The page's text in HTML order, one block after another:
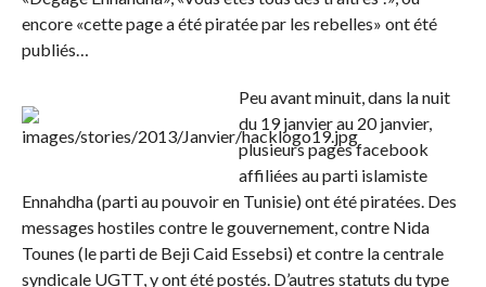
encore «cette page a été piratée par les rebelles» ont été
publiés…
Peu avant minuit, dans la nuit
du 19 janvier au 20 janvier,
plusieurs pages facebook
affiliées au parti islamiste
Ennahdha (parti au pouvoir en Tunisie) ont été piratées. Des
messages hostiles contre le gouvernement, contre Nida
Tounes (le parti de Beji Caid Essebsi) et contre la centrale
syndicale UGTT, y ont été postés. D’autres statuts du type